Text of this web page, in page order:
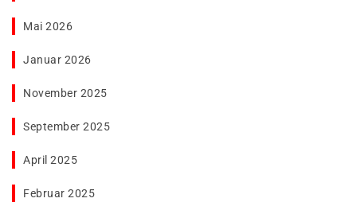
Mai 2026
Januar 2026
November 2025
September 2025
April 2025
Februar 2025